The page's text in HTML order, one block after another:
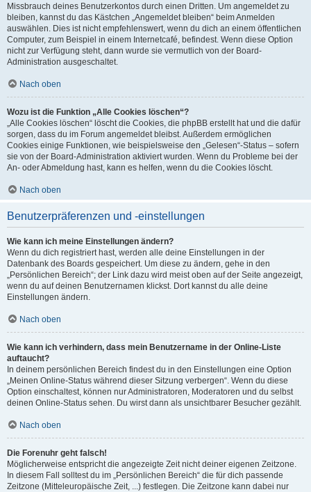
Missbrauch deines Benutzerkontos durch einen Dritten. Um angemeldet zu
bleiben, kannst du das Kästchen „Angemeldet bleiben“ beim Anmelden
auswählen. Dies ist nicht empfehlenswert, wenn du dich an einem öffentlichen
Computer, zum Beispiel in einem Internetcafé, befindest. Wenn diese Option
nicht zur Verfügung steht, dann wurde sie vermutlich von der Board-
Administration ausgeschaltet.
Nach oben
Wozu ist die Funktion „Alle Cookies löschen“?
„Alle Cookies löschen“ löscht die Cookies, die phpBB erstellt hat und die dafür
sorgen, dass du im Forum angemeldet bleibst. Außerdem ermöglichen
Cookies einige Funktionen, wie beispielsweise den „Gelesen“-Status – sofern
sie von der Board-Administration aktiviert wurden. Wenn du Probleme bei der
An- oder Abmeldung hast, kann es helfen, wenn du die Cookies löscht.
Nach oben
Benutzerpräferenzen und -einstellungen
Wie kann ich meine Einstellungen ändern?
Wenn du dich registriert hast, werden alle deine Einstellungen in der
Datenbank des Boards gespeichert. Um diese zu ändern, gehe in den
„Persönlichen Bereich“; der Link dazu wird meist oben auf der Seite angezeigt,
wenn du auf deinen Benutzernamen klickst. Dort kannst du alle deine
Einstellungen ändern.
Nach oben
Wie kann ich verhindern, dass mein Benutzername in der Online-Liste
auftaucht?
In deinem persönlichen Bereich findest du in den Einstellungen eine Option
„Meinen Online-Status während dieser Sitzung verbergen“. Wenn du diese
Option einschaltest, können nur Administratoren, Moderatoren und du selbst
deinen Online-Status sehen. Du wirst dann als unsichtbarer Besucher gezählt.
Nach oben
Die Forenuhr geht falsch!
Möglicherweise entspricht die angezeigte Zeit nicht deiner eigenen Zeitzone.
In diesem Fall solltest du im „Persönlichen Bereich“ die für dich passende
Zeitzone (Mitteleuropäische Zeit, ...) festlegen. Die Zeitzone kann dabei nur